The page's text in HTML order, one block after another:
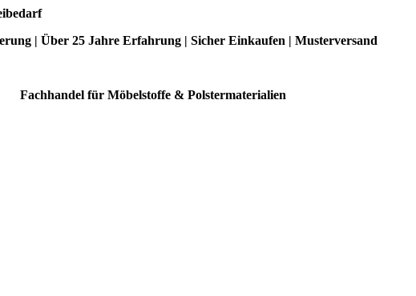
| Über 25 Jahre Erfahrung | Sicher Einkaufen | Musterversand
Fachhandel für Möbelstoffe & Polstermaterialien